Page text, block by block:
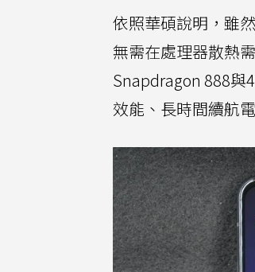
依照華碩說明，雖
無需在處理器散熱
Snapdragon 888與
效能、長時間續航